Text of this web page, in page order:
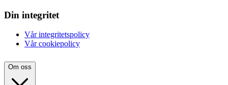
Din integritet
Vår integritetspolicy
Vår cookiepolicy
Om oss